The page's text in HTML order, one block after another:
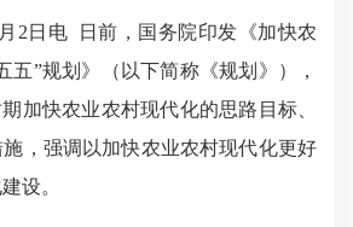
日电 日前，国务院印发《加快农
五”规划》（以下简称《规划》），
加快农业农村现代化的思路目标、
，强调以加快农业农村现代化更好
设。